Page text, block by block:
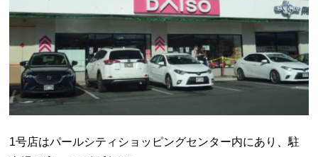
1号店はパールシティショッピングセンター内にあり、駐